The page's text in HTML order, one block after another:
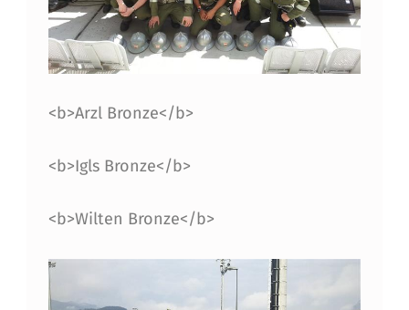
<b>Arzl Bronze</b>
<b>Igls Bronze</b>
<b>Wilten Bronze</b>